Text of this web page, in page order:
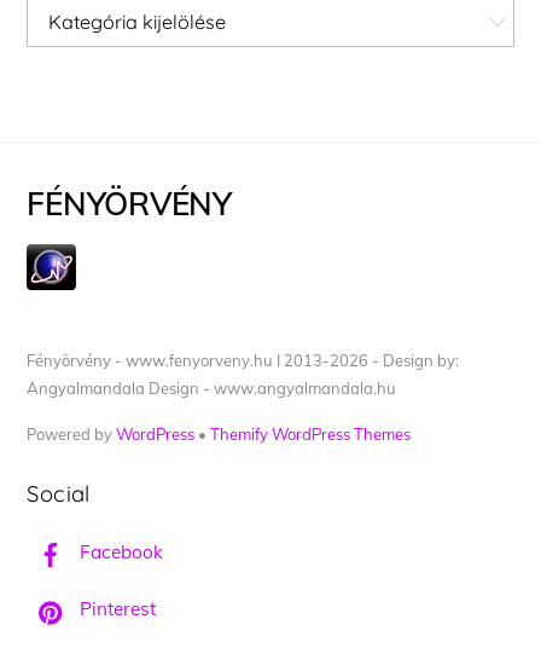
Kategóriák
FÉNYÖRVÉNY
Fényörvény - www.fenyorveny.hu I 2013-2026 - Design by:
Angyalmandala Design - www.angyalmandala.hu
Powered byWordPress •Themify WordPress Themes
Social
Facebook
Pinterest